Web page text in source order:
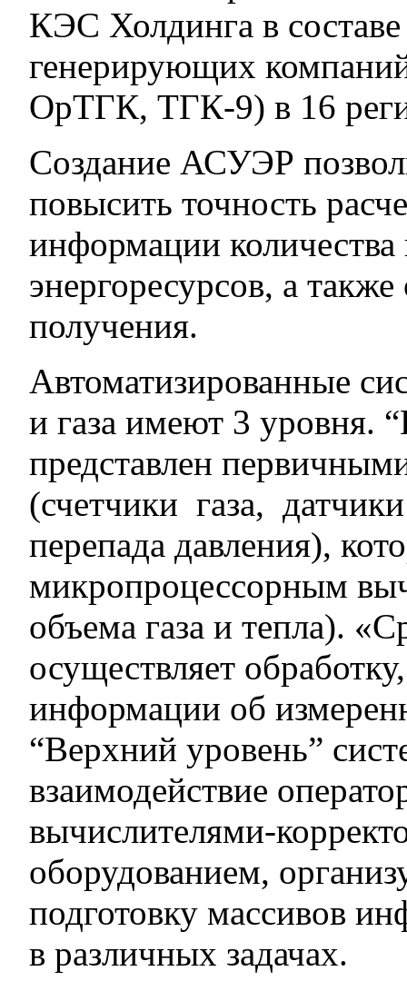
КЭС Холдинга в
генерирующих
ОрТГК, ТГК-9) в 16
Создание АСУЭР
повысить точность
информации
энергоресурсов, а
получения.
Автоматизированные
и газа имеют 3 уровня.
представлен
(счетчики газа,
перепада давления),
микропроцессорным
объема газа и тепла).
осуществляет
информации об
“Верхний уровень”
взаимодействие
вычислителями-
оборудованием,
подготовку массивов
в различных задачах.